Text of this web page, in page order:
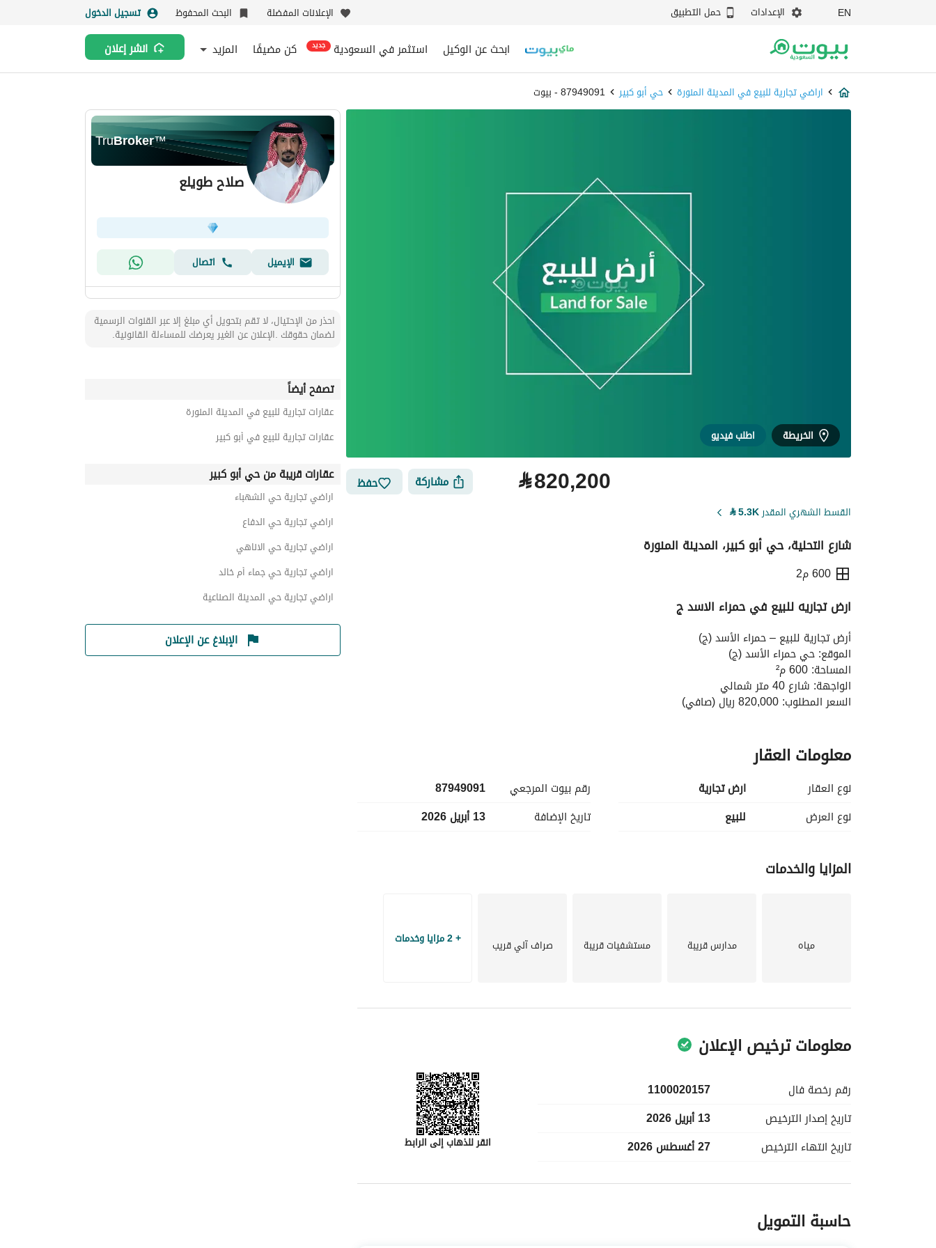
EN الإعدادات حمل التطبيق الإعلانات المفضلة البحث المحفوظ تسجيل الدخول
ابحث عن الوكيل استثمر في السعودية جديد كن مضيفًا المزيد انشر إعلان
اراضي تجارية للبيع في المدينة المنورة حي أبو كبير 87949091 - بيوت
الخريطة اطلب فيديو
⃁820,200 مشاركة حفظ
القسط الشهري المقدر5.3K
⃁
شارع التحلية، حي أبو كبير، المدينة المنورة
600 م2
معلومات ترخيص الإعلان
ارض تجاريه للبيع في حمراء الاسد ج
أرض تجارية للبيع – حمراء الأسد (ج)
الموقع: حي حمراء الأسد (ج)
المساحة: 600 م²
الواجهة: شارع 40 متر شمالي
السعر المطلوب: 820,000 ريال (صافي)
600 متر مربع، مناسبة للاستثمار أو إقامة مشروع تجاري، بسعر صافي 820 ألف ريال.
معلومات العقار
نوع العقار
ارض تجارية
نوع العرض
للبيع
رقم بيوت المرجعي
87949091
تاريخ الإضافة
13 أبريل 2026
المزايا والخدمات
مياه مدارس قريبة مستشفيات قريبة صراف آلي قريب + 2 مزايا وخدمات
معلومات ترخيص الإعلان
رقم رخصة فال
1100020157
تاريخ إصدار الترخيص
13 أبريل 2026
تاريخ انتهاء الترخيص 27 أغسطس 2026 انقر للذهاب إلى الرابط
معلومات مسؤول الإعلان
اسم المسؤول صلاح طويلع نايض الحربيحاسبة التمويل
TruBroker™
صلاح طويلع
الإيميل اتصال
احذر من الإحتيال، لا تقم بتحويل أي مبلغ إلا عبر القنوات الرسمية
لضمان حقوقك .الإعلان عن الغير يعرضك للمساءلة القانونية.
تصفح أيضاً
عقارات تجارية للبيع في المدينة المنورة
عقارات تجارية للبيع في أبو كبير
عقارات قريبة من حي أبو كبير
اراضي تجارية حي الشهباء
اراضي تجارية حي الدفاع
اراضي تجارية حي الاناهي
اراضي تجارية حي جماء أم خالد
اراضي تجارية حي المدينة الصناعية
الإبلاغ عن الإعلان